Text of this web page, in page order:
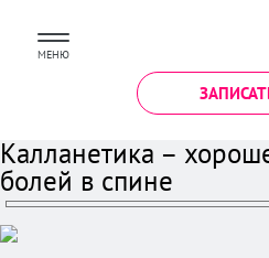
МЕНЮ
Калланетика –
болей в спине